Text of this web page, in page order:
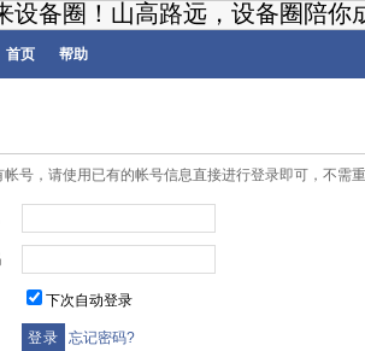
设备圈！山高路远，设备圈陪你
首页 帮助
号，请使用已有的帐号信息直接进行登录即可，不需
下次自动登录
忘记密码?